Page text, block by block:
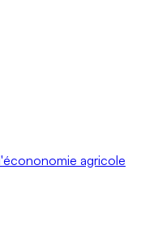
agricole